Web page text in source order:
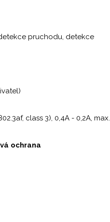
pruchodu, detekce
class 3), 0,4A - 0,2A, max.
ochrana